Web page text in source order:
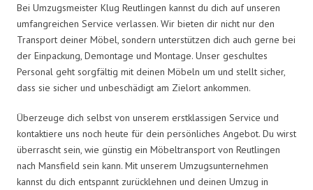
Bei Umzugsmeister Klug Reutlingen kannst du dich auf unseren
umfangreichen Service verlassen. Wir bieten dir nicht nur den
Transport deiner Möbel, sondern unterstützen dich auch gerne bei
der Einpackung, Demontage und Montage. Unser geschultes
Personal geht sorgfältig mit deinen Möbeln um und stellt sicher,
dass sie sicher und unbeschädigt am Zielort ankommen.
Überzeuge dich selbst von unserem erstklassigen Service und
kontaktiere uns noch heute für dein persönliches Angebot. Du wirst
überrascht sein, wie günstig ein Möbeltransport von Reutlingen
nach Mansfield sein kann. Mit unserem Umzugsunternehmen
kannst du dich entspannt zurücklehnen und deinen Umzug in